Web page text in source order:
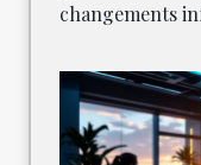
changements